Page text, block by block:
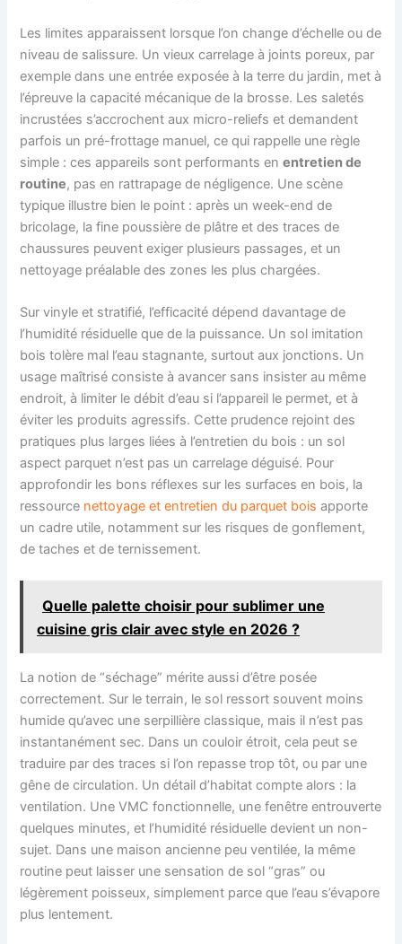
Les limites apparaissent lorsque l’on change d’échelle ou de
niveau de salissure. Un vieux carrelage à joints poreux, par
exemple dans une entrée exposée à la terre du jardin, met à
l’épreuve la capacité mécanique de la brosse. Les saletés
incrustées s’accrochent aux micro-reliefs et demandent
parfois un pré-frottage manuel, ce qui rappelle une règle
simple : ces appareils sont performants enentretien de
routine, pas en rattrapage de négligence. Une scène
typique illustre bien le point : après un week-end de
bricolage, la fine poussière de plâtre et des traces de
chaussures peuvent exiger plusieurs passages, et un
nettoyage préalable des zones les plus chargées.
Sur vinyle et stratifié, l’efficacité dépend davantage de
l’humidité résiduelle que de la puissance. Un sol imitation
bois tolère mal l’eau stagnante, surtout aux jonctions. Un
usage maîtrisé consiste à avancer sans insister au même
endroit, à limiter le débit d’eau si l’appareil le permet, et à
éviter les produits agressifs. Cette prudence rejoint des
pratiques plus larges liées à l’entretien du bois : un sol
aspect parquet n’est pas un carrelage déguisé. Pour
approfondir les bons réflexes sur les surfaces en bois, la
ressource nettoyage et entretien du parquet bois apporte
un cadre utile, notamment sur les risques de gonflement,
de taches et de ternissement.
Quelle palette choisir pour sublimer une
cuisine gris clair avec style en 2026 ?
La notion de “séchage” mérite aussi d’être posée
correctement. Sur le terrain, le sol ressort souvent moins
humide qu’avec une serpillière classique, mais il n’est pas
instantanément sec. Dans un couloir étroit, cela peut se
traduire par des traces si l’on repasse trop tôt, ou par une
gêne de circulation. Un détail d’habitat compte alors : la
ventilation. Une VMC fonctionnelle, une fenêtre entrouverte
quelques minutes, et l’humidité résiduelle devient un non-
sujet. Dans une maison ancienne peu ventilée, la même
routine peut laisser une sensation de sol “gras” ou
légèrement poisseux, simplement parce que l’eau s’évapore
plus lentement.